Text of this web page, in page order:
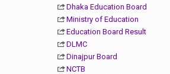
Dhaka Education Board
Ministry of Education
Education Board Result
DLMC
Dinajpur Board
NCTB